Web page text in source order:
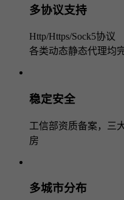
多协议支持
Http/Https/Sock5协议
各类动态静态代理均
稳定安全
工信部资质备案，三
房
多城市分布